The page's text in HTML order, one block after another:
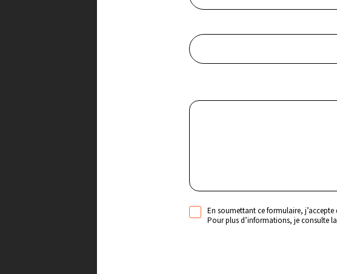
En soumettant ce formulaire,
Pour plus d’informations, je consulte